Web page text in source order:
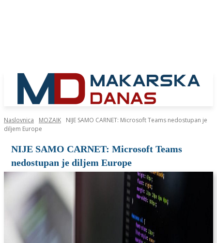
Naslovnica MOZAIK
NIJE SAMO CARNET: Microsoft Teams nedostupan je
diljem Europe
NIJE SAMO CARNET: Microsoft Teams
nedostupan je diljem Europe